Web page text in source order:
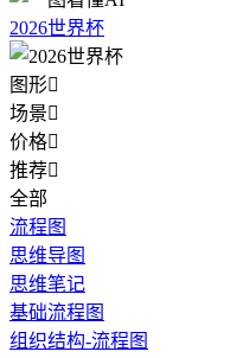
2026世界杯
图形
场景
价格
推荐
全部
流程图
思维导图
思维笔记
基础流程图
组织结构-流程图